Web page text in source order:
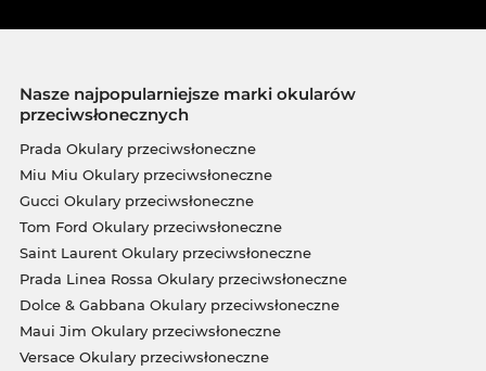
Nasze najpopularniejsze marki okularów
przeciwsłonecznych
Prada Okulary przeciwsłoneczne
Miu Miu Okulary przeciwsłoneczne
Gucci Okulary przeciwsłoneczne
Tom Ford Okulary przeciwsłoneczne
Saint Laurent Okulary przeciwsłoneczne
Prada Linea Rossa Okulary przeciwsłoneczne
Dolce & Gabbana Okulary przeciwsłoneczne
Maui Jim Okulary przeciwsłoneczne
Versace Okulary przeciwsłoneczne